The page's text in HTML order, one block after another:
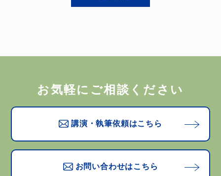
お気軽にご相談ください
講演・執筆依頼はこちら
お問い合わせはこちら